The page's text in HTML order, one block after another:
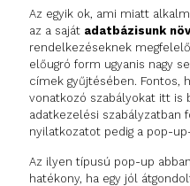
Az egyik ok, ami miatt
az a saját adatbázisunk
rendelkezéseknek
előugró form ugyanis nagy
címek gyűjtésében. Fontos,
vonatkozó szabályokat itt is
adatkezelési szabályzatban
nyilatkozatot pedig a pop-
Az ilyen típusú pop-up
hatékony, ha egy jól